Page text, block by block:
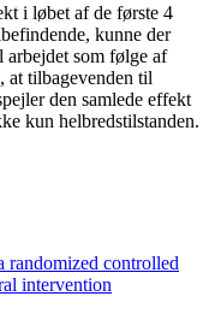
i løbet af de første 4
kunne der
arbejdet som følge af
at tilbagevenden til
den samlede effekt
kun helbredstilstanden.
randomized controlled
intervention